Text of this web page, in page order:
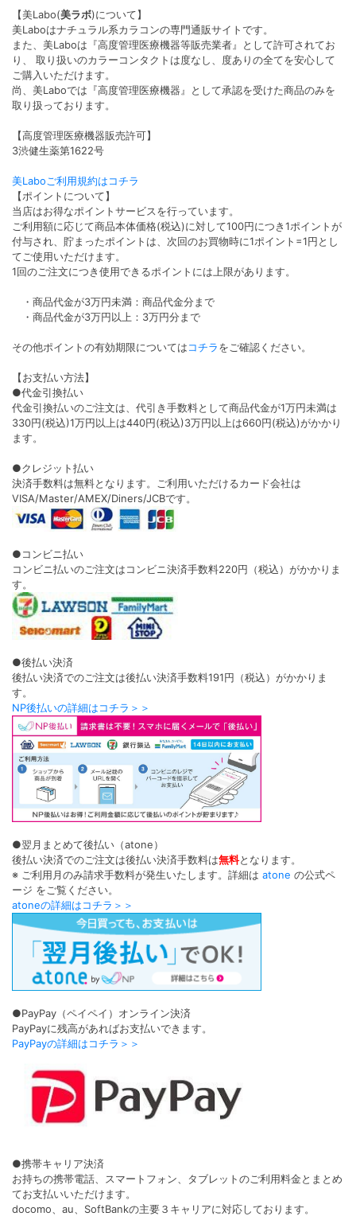
【美Labo(美ラボ)について】
美Laboはナチュラル系カラコンの専門通販サイトです。
また、美Laboは『高度管理医療機器等販売業者』として許可されてお
り、 取り扱いのカラーコンタクトは度なし、度ありの全てを安心して
ご購入いただけます。
尚、美Laboでは『高度管理医療機器』として承認を受けた商品のみを
取り扱っております。
【高度管理医療機器販売許可】
3渋健生薬第1622号
美Laboご利用規約はコチラ
【ポイントについて】
当店はお得なポイントサービスを行っています。
ご利用額に応じて商品本体価格(税込)に対して100円につき1ポイントが
付与され、貯まったポイントは、次回のお買物時に1ポイント=1円とし
てご使用いただけます。
1回のご注文につき使用できるポイントには上限があります。
・商品代金が3万円未満：商品代金分まで
・商品代金が3万円以上：3万円分まで
その他ポイントの有効期限についてはコチラをご確認ください。
【お支払い方法】
●代金引換払い
代金引換払いのご注文は、代引き手数料として商品代金が1万円未満は
330円(税込)1万円以上は440円(税込)3万円以上は660円(税込)がかかり
ます。
●クレジット払い
決済手数料は無料となります。ご利用いただけるカード会社は
VISA/Master/AMEX/Diners/JCBです。
●コンビニ払い
コンビニ払いのご注文はコンビニ決済手数料220円（税込）がかかりま
す。
●後払い決済
後払い決済でのご注文は後払い決済手数料191円（税込）がかかりま
す。
NP後払いの詳細はコチラ＞＞
●翌月まとめて後払い（atone）
後払い決済でのご注文は後払い決済手数料は無料となります。
※ ご利用月のみ請求手数料が発生いたします。詳細は atone の公式ペ
ージ をご覧ください。
atoneの詳細はコチラ＞＞
●PayPay（ペイペイ）オンライン決済
PayPayに残高があればお支払いできます。
PayPayの詳細はコチラ＞＞
●携帯キャリア決済
お持ちの携帯電話、スマートフォン、タブレットのご利用料金とまとめ
てお支払いいただけます。
docomo、au、SoftBankの主要３キャリアに対応しております。